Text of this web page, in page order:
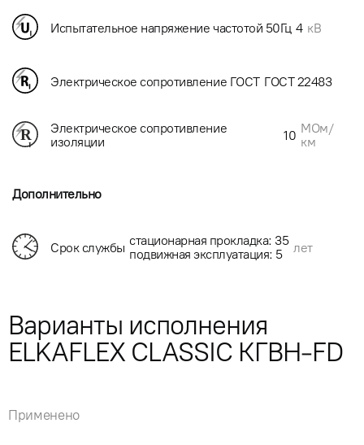
Испытательное напряжение частотой 50Гц 4 кВ
Электрическое сопротивление ГОСТ ГОСТ 22483
Электрическое сопротивление
изоляции
10 МОм/
км
Дополнительно
Срок службы стационарная прокладка: 35
подвижная эксплуатация: 5
лет
Варианты исполнения
ELKAFLEX CLASSIC КГВН-FD
Применено